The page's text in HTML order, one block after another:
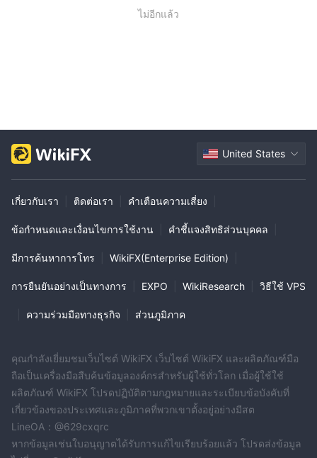
ไม่อีกแล้ว
United States
เกี่ยวกับเรา ติดต่อเรา คำเตือนความเสี่ยง
ข้อกำหนดและเงื่อนไขการใช้งาน คำชี้แจงสิทธิส่วนบุคคล
มีการค้นหาการโทร WikiFX(Enterprise Edition)
การยืนยันอย่างเป็นทางการ EXPO WikiResearch วิธีใช้ VPS
ความร่วมมือทางธุรกิจ ส่วนภูมิภาค
คุณกำลังเยี่ยมชมเว็บไซต์ WikiFX เว็บไซต์ WikiFX และผลิตภัณฑ์มือ
ถือเป็นเครื่องมือสืบค้นข้อมูลองค์กรสำหรับผู้ใช้ทั่วโลก เมื่อผู้ใช้ใช้
ผลิตภัณฑ์ WikiFX โปรดปฏิบัติตามกฎหมายและระเบียบข้อบังคับที่
เกี่ยวข้องของประเทศและภูมิภาคที่พวกเขาตั้งอยู่อย่างมีสต
LineOA：@629cxqrc
หากข้อมูลเช่นใบอนุญาตได้รับการแก้ไขเรียบร้อยแล้ว โปรดส่งข้อมูล